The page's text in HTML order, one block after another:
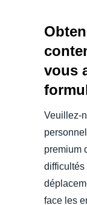
vous
Veuillez-
premium
difficultés
face les